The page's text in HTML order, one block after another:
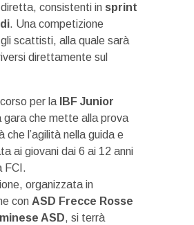
consistenti in sprint
. Una competizione
scattisti, alla quale sarà
direttamente sul
per la
IBF Junior
gara che mette alla prova
che l’agilità nella guida e
ai giovani dai 6 ai 12 anni
FCI.
organizzata in
con ASD Frecce Rosse
ASD, si terrà